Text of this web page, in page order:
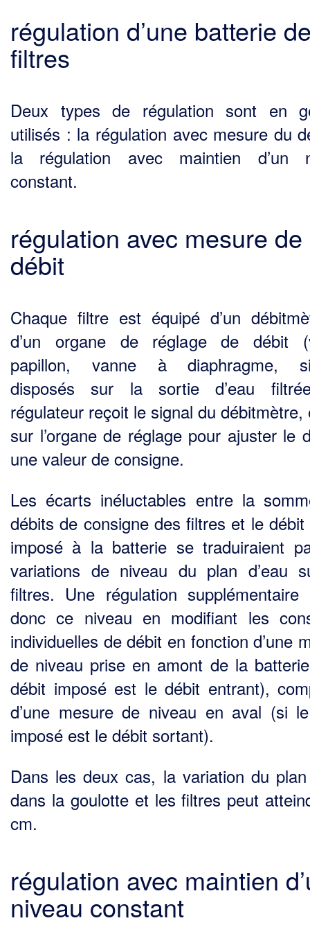
régulation d’une batterie
filtres
Deux types de régulation sont en
utilisés : la régulation avec mesure du
la régulation avec maintien d’un
constant.
régulation avec mesure de
débit
Chaque filtre est équipé d’un
d’un organe de réglage de débit
papillon, vanne à diaphragme,
disposés sur la sortie d’eau
régulateur reçoit le signal du débitmètre,
sur l’organe de réglage pour ajuster le
une valeur de consigne.
Les écarts inéluctables entre la
débits de consigne des filtres et le débit
imposé à la batterie se traduiraient
variations de niveau du plan d’eau
filtres. Une régulation supplémen­taire
donc ce niveau en modifiant les
individuelles de débit en fonction d’une
de niveau prise en amont de la
débit imposé est le débit entrant),
d’une mesure de niveau en aval (si
imposé est le débit sortant).
Dans les deux cas, la variation du plan
dans la goulotte et les filtres peut
cm.
régulation avec maintien
niveau constant